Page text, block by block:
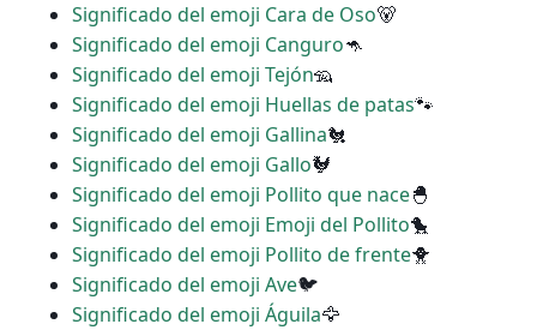
Significado del emoji Cara de Oso🐻
Significado del emoji Canguro🦘
Significado del emoji Tejón🦡
Significado del emoji Huellas de patas🐾
Significado del emoji Gallina🐔
Significado del emoji Gallo🐓
Significado del emoji Pollito que nace🐣
Significado del emoji Emoji del Pollito🐤
Significado del emoji Pollito de frente🐥
Significado del emoji Ave🐦
Significado del emoji Águila🦅